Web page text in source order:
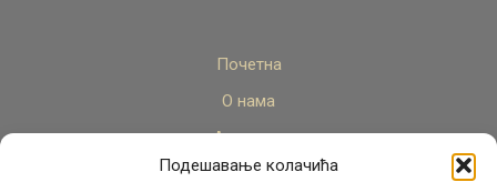
Подешавање колачића
Почетна
О нама
Актуелно
Стручни кадар